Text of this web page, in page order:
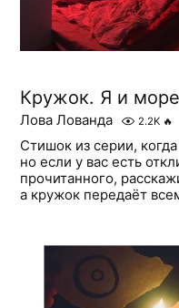
Кружок. Я и
Лова Лованда 2.2K 🔥
Стишок из серии,
но если у вас есть
прочитанного,
а кружок передаёт